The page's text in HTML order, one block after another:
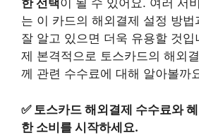
한 선택이 될 수 있어요. 여러 서
는 이 카드의 해외결제 설정 방법
잘 알고 있으면 더욱 유용할 것입
제 본격적으로 토스카드의 해외
께 관련 수수료에 대해 알아볼까
✅ 토스카드 해외결제 수수료와
한 소비를 시작하세요.